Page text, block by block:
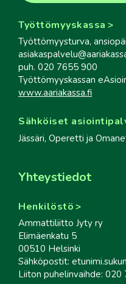
Työttömyyskassa
Työttömyysturva,
puh. 020 7655 900
Työttömyyskassan
www.aariakassa.fi
Sähköiset
Jässäri, Operetti ja
Yhteystiedot
Henkilöstö
Ammattiliitto Jyty ry
Elimäenkatu 5
00510 Helsinki
Sähköpostit:
Liiton puhelinvaihde: 020